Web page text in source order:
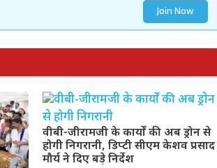
Join Now
वीबी-जीरामजी के कार्यों की अब ड्रोन से
होगी निगरानी, डिप्टी सीएम केशव प्रसाद
मौर्य ने दिए बड़े निर्देश